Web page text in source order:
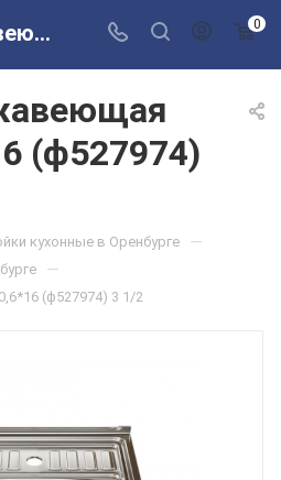
Мойка нержавеющая 50*60*0,6*16 (ф527974) 3 1/2 в розничных магазинах Сантехторг 0
(ф527974)
кухонные в Оренбурге —
—
(ф527974) 3 1/2